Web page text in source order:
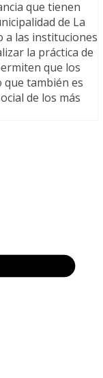
que tienen
de La
a las instituciones
la práctica de
que los
que también es
de los más